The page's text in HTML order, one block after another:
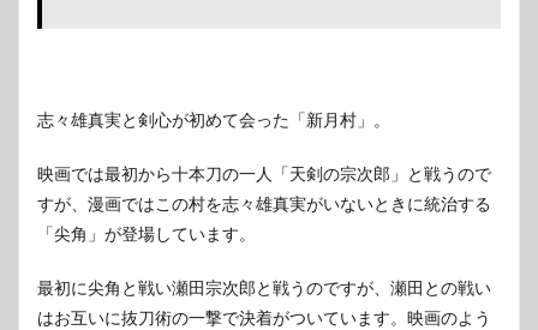
志々雄真実と剣心が初めて会った「新月村」。
映画では最初から十本刀の一人「天剣の宗次郎」と戦うので
すが、漫画ではこの村を志々雄真実がいないときに統治する
「尖角」が登場しています。
最初に尖角と戦い瀬田宗次郎と戦うのですが、瀬田との戦い
はお互いに抜刀術の一撃で決着がついています。映画のよう